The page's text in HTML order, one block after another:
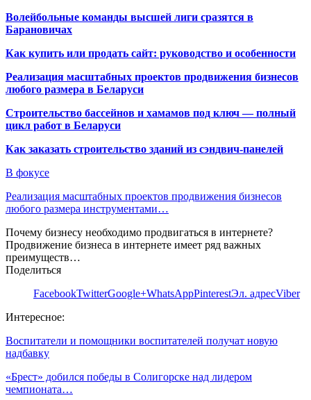
Волейбольные команды высшей лиги сразятся в
Барановичах
Как купить или продать сайт: руководство и особенности
Реализация масштабных проектов продвижения бизнесов
любого размера в Беларуси
Строительство бассейнов и хамамов под ключ — полный
цикл работ в Беларуси
Как заказать строительство зданий из сэндвич-панелей
В фокусе
Реализация масштабных проектов продвижения бизнесов
любого размера инструментами…
Почему бизнесу необходимо продвигаться в интернете?
Продвижение бизнеса в интернете имеет ряд важных
преимуществ…
Поделиться
FacebookTwitterGoogle+WhatsAppPinterestЭл. адресViber
Интересное:
Воспитатели и помощники воспитателей получат новую
надбавку
«Брест» добился победы в Солигорске над лидером
чемпионата…